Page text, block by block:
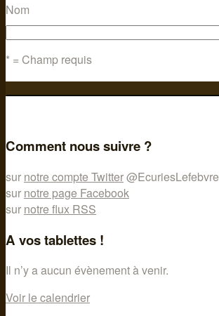
Nom
* = Champ requis
Comment nous suivre ?
sur notre compte Twitter@EcuriesLefebvre
sur notre page Facebook
sur notre flux RSS
A vos tablettes !
Il n’y a aucun évènement à venir.
Voir le calendrier